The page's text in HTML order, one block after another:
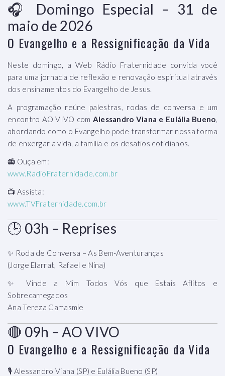
🎧 Domingo Especial – 31 de
maio de 2026
O Evangelho e a Ressignificação da Vida
Neste domingo, a Web Rádio Fraternidade convida você
para uma jornada de reflexão e renovação espiritual através
dos ensinamentos do Evangelho de Jesus.
A programação reúne palestras, rodas de conversa e um
encontro AO VIVO com Alessandro Viana e Eulália Bueno,
abordando como o Evangelho pode transformar nossa forma
de enxergar a vida, a família e os desafios cotidianos.
📻 Ouça em:
www.RadioFraternidade.com.br
📺 Assista:
www.TVFraternidade.com.br
🕒 03h – Reprises
✨ Roda de Conversa – As Bem-Aventuranças
(Jorge Elarrat, Rafael e Nina)
✨ Vinde a Mim Todos Vós que Estais Aflitos e
Sobrecarregados
Ana Tereza Camasmie
🔴 09h – AO VIVO
O Evangelho e a Ressignificação da Vida
🎙️ Alessandro Viana (SP) e Eulália Bueno (SP)